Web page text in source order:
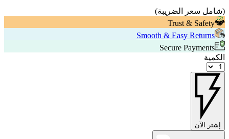
(شامل سعر الضريبة)
Trust & Safety
Smooth & Easy Returns
Secure Payments
الكمية
إشتر الآن